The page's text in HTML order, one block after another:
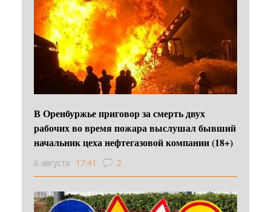
В Оренбуржье приговор за смерть двух
рабочих во время пожара выслушал бывший
начальник цеха нефтегазовой компании (18+)
6 августа 17:41 2